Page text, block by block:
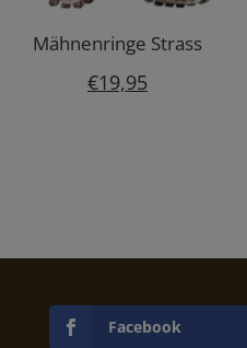
Mähnenringe Strass
€19,95
Facebook